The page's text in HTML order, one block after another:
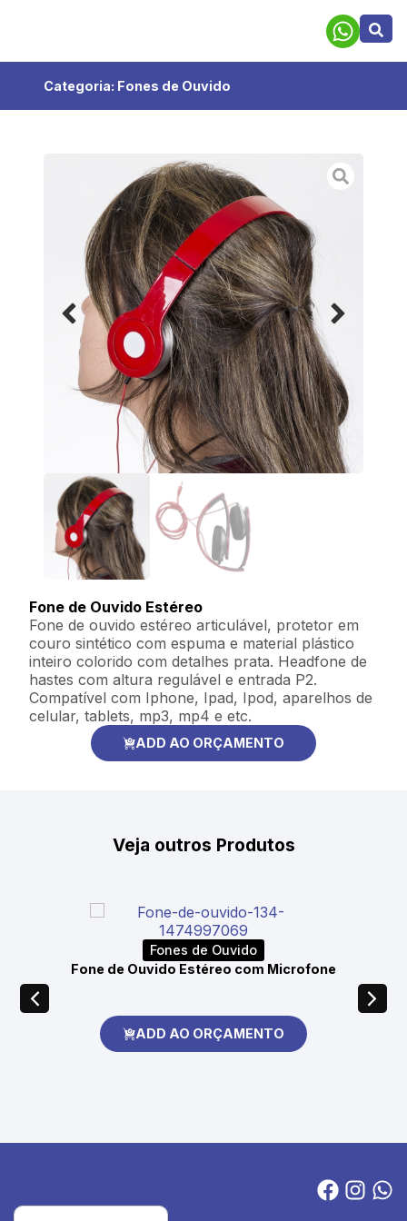
Categoria: Fones de Ouvido
Fone de Ouvido Estéreo
Fone de ouvido estéreo articulável, protetor em
couro sintético com espuma e material plástico
inteiro colorido com detalhes prata. Headfone de
hastes com altura regulável e entrada P2.
Compatível com Iphone, Ipad, Ipod, aparelhos de
celular, tablets, mp3, mp4 e etc.
ADD AO ORÇAMENTO
Veja outros Produtos
Fones de Ouvido
Fone de Ouvido Estéreo com Microfone
ADD AO ORÇAMENTO